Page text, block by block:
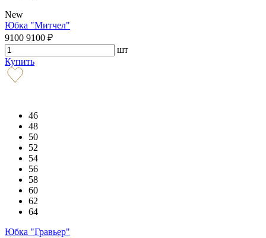
New
Юбка "Митчел"
9100 9100 ₽
шт
Купить
46
48
50
52
54
56
58
60
62
64
Юбка "Гравьер"